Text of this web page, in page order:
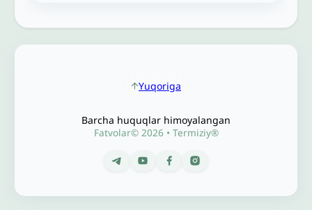
Yuqoriga
Barcha huquqlar himoyalangan
Fatvolar© 2026 • Termiziy®